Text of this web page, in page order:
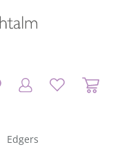
Edgers